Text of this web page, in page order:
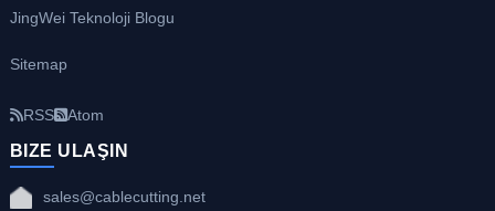
JingWei Teknoloji Blogu
Sitemap
RSS Atom
BIZE ULAŞIN
sales@cablecutting.net